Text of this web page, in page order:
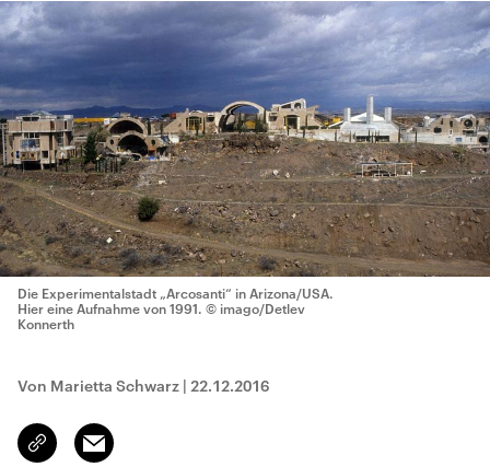
Die Experimentalstadt „Arcosanti“ in Arizona/USA.
Hier eine Aufnahme von 1991. © imago/Detlev
Konnerth
Von Marietta Schwarz | 22.12.2016
Link
kopieren/teilen
Email